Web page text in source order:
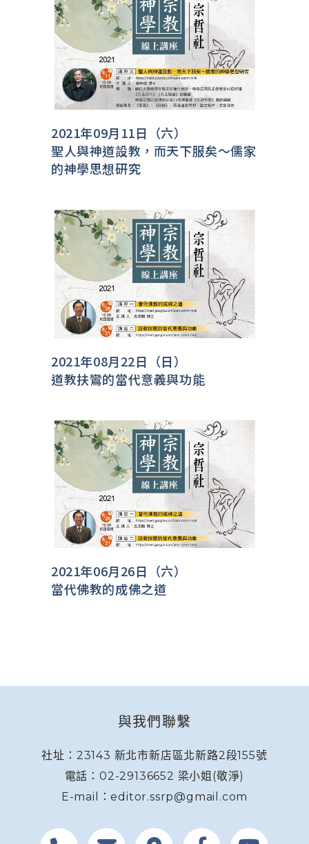
2021年09月11日（六）
聖人與神道設教，而天下服矣～儒家
的神學思想研究
2021年08月22日（日）
道教扶鸞的當代意義與功能
2021年06月26日（六）
當代佛教的成佛之道
與我們聯繫
社址：23143 新北市新店區北新路2段155號
電話：02-29136652 梁小姐(敬淨)
E-mail：editor.ssrp@gmail.com